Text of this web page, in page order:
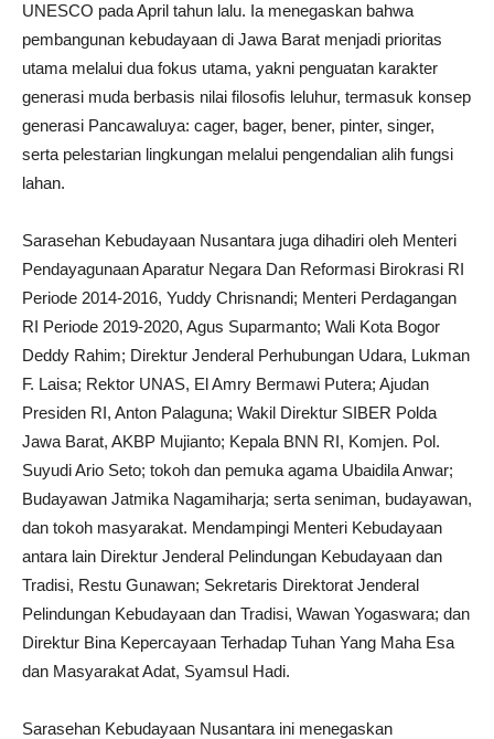
UNESCO pada April tahun lalu. Ia menegaskan bahwa
pembangunan kebudayaan di Jawa Barat menjadi prioritas
utama melalui dua fokus utama, yakni penguatan karakter
generasi muda berbasis nilai filosofis leluhur, termasuk konsep
generasi Pancawaluya: cager, bager, bener, pinter, singer,
serta pelestarian lingkungan melalui pengendalian alih fungsi
lahan.
Sarasehan Kebudayaan Nusantara juga dihadiri oleh Menteri
Pendayagunaan Aparatur Negara Dan Reformasi Birokrasi RI
Periode 2014-2016, Yuddy Chrisnandi; Menteri Perdagangan
RI Periode 2019-2020, Agus Suparmanto; Wali Kota Bogor
Deddy Rahim; Direktur Jenderal Perhubungan Udara, Lukman
F. Laisa; Rektor UNAS, El Amry Bermawi Putera; Ajudan
Presiden RI, Anton Palaguna; Wakil Direktur SIBER Polda
Jawa Barat, AKBP Mujianto; Kepala BNN RI, Komjen. Pol.
Suyudi Ario Seto; tokoh dan pemuka agama Ubaidila Anwar;
Budayawan Jatmika Nagamiharja; serta seniman, budayawan,
dan tokoh masyarakat. Mendampingi Menteri Kebudayaan
antara lain Direktur Jenderal Pelindungan Kebudayaan dan
Tradisi, Restu Gunawan; Sekretaris Direktorat Jenderal
Pelindungan Kebudayaan dan Tradisi, Wawan Yogaswara; dan
Direktur Bina Kepercayaan Terhadap Tuhan Yang Maha Esa
dan Masyarakat Adat, Syamsul Hadi.
Sarasehan Kebudayaan Nusantara ini menegaskan